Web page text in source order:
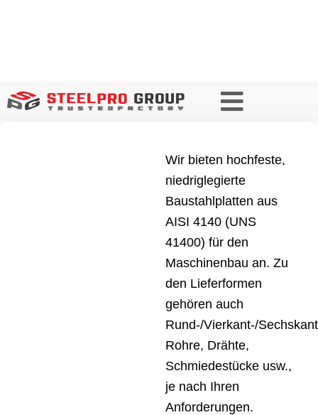
Wir bieten hochfeste,
niedriglegierte
Baustahlplatten aus
AISI 4140 (UNS
41400) für den
Maschinenbau an. Zu
den Lieferformen
gehören auch
Rund-/Vierkant-/
Rohre, Drähte,
Schmiedestücke usw.,
je nach Ihren
Anforderungen.